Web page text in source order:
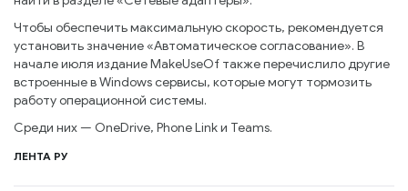
Чтобы обеспечить максимальную скорость, рекомендуется
установить значение «Автоматическое согласование». В
начале июля издание MakeUseOf также перечислило другие
встроенные в Windows сервисы, которые могут тормозить
работу операционной системы.
Среди них — OneDrive, Phone Link и Teams.
ЛЕНТА РУ